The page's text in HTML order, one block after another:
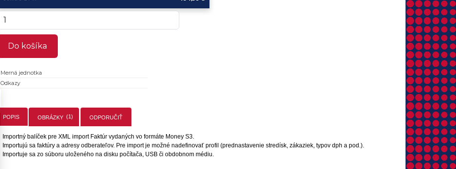
Do košíka
Merná jednotka
Odkazy
POPIS OBRÁZKY (1) ODPORUČIŤ
Importný balíček pre XML import Faktúr vydaných vo formáte Money S3.
Importujú sa faktúry a adresy odberateľov. Pre import je možné nadefinovať profil (prednastavenie stredísk, zákaziek, typov dph a pod.).
Importuje sa zo súboru uloženého na disku počítača, USB či obdobnom médiu.